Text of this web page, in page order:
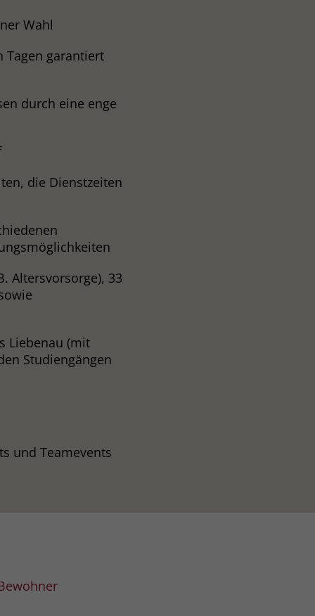
Wahl
Tagen garantiert
durch eine enge
die Dienstzeiten
Altersvorsorge), 33
Liebenau (mit
Studiengängen
und Teamevents